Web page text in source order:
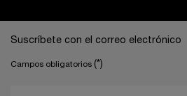
Suscríbete con el correo electrónico
Campos obligatorios (*)